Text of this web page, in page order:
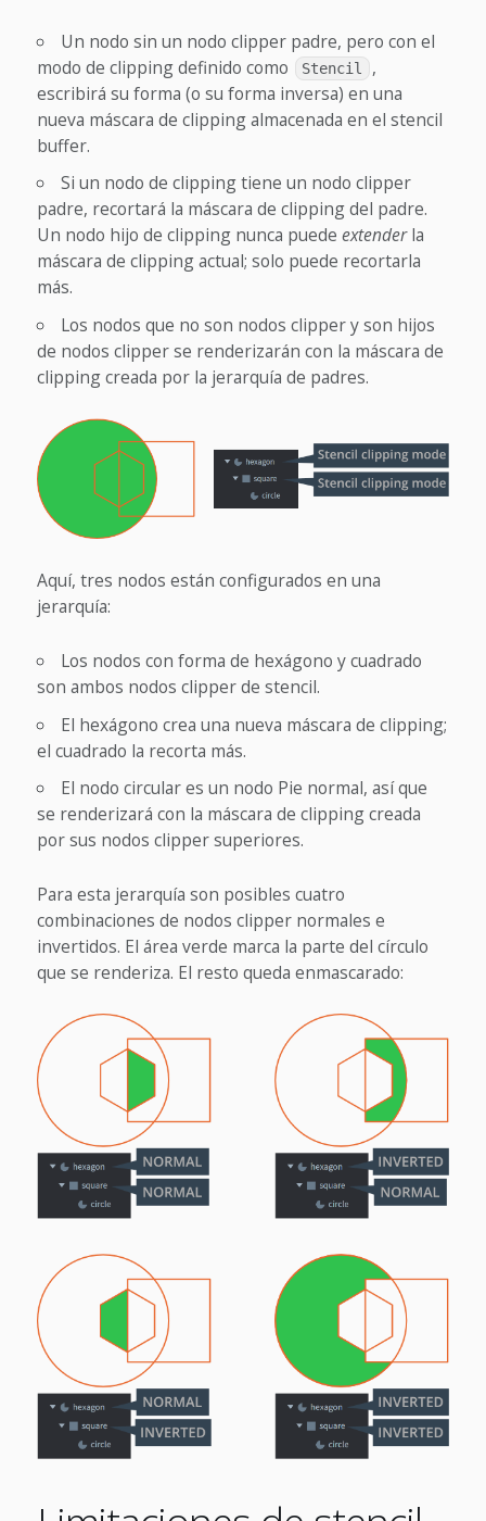
Un nodo sin un nodo clipper padre, pero con el
modo de clipping definido como
Stencil
,
escribirá su forma (o su forma inversa) en una
nueva máscara de clipping almacenada en el stencil
buffer.
Si un nodo de clipping tiene un nodo clipper
padre, recortará la máscara de clipping del padre.
Un nodo hijo de clipping nunca puede extenderla
máscara de clipping actual; solo puede recortarla
más.
Los nodos que no son nodos clipper y son hijos
de nodos clipper se renderizarán con la máscara de
clipping creada por la jerarquía de padres.
Aquí, tres nodos están configurados en una
jerarquía:
Los nodos con forma de hexágono y cuadrado
son ambos nodos clipper de stencil.
El hexágono crea una nueva máscara de clipping;
el cuadrado la recorta más.
El nodo circular es un nodo Pie normal, así que
se renderizará con la máscara de clipping creada
por sus nodos clipper superiores.
Para esta jerarquía son posibles cuatro
combinaciones de nodos clipper normales e
invertidos. El área verde marca la parte del círculo
que se renderiza. El resto queda enmascarado: